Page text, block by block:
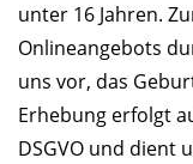
unter 16 Jahren.
Onlineangebots
uns vor, das
Erhebung erfolgt
DSGVO und dient